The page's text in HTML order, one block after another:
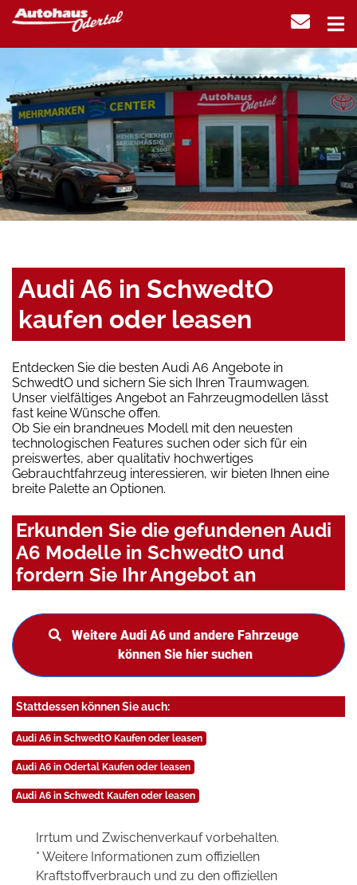
Audi A6 in SchwedtO
kaufen oder leasen
Entdecken Sie die besten Audi A6 Angebote in
SchwedtO und sichern Sie sich Ihren Traumwagen.
Unser vielfältiges Angebot an Fahrzeugmodellen lässt
fast keine Wünsche offen.
Ob Sie ein brandneues Modell mit den neuesten
technologischen Features suchen oder sich für ein
preiswertes, aber qualitativ hochwertiges
Gebrauchtfahrzeug interessieren, wir bieten Ihnen eine
breite Palette an Optionen.
Erkunden Sie die gefundenen Audi
A6 Modelle in SchwedtO und
fordern Sie Ihr Angebot an
Weitere Audi A6 und andere Fahrzeuge
können Sie hier suchen
Stattdessen können Sie auch:
Audi A6 in SchwedtO Kaufen oder leasen
Audi A6 in Odertal Kaufen oder leasen
Audi A6 in Schwedt Kaufen oder leasen
Irrtum und Zwischenverkauf vorbehalten.
* Weitere Informationen zum offiziellen
Kraftstoffverbrauch und zu den offiziellen